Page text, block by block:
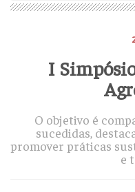
I
O objetivo é
sucedidas,
promover práticas
e